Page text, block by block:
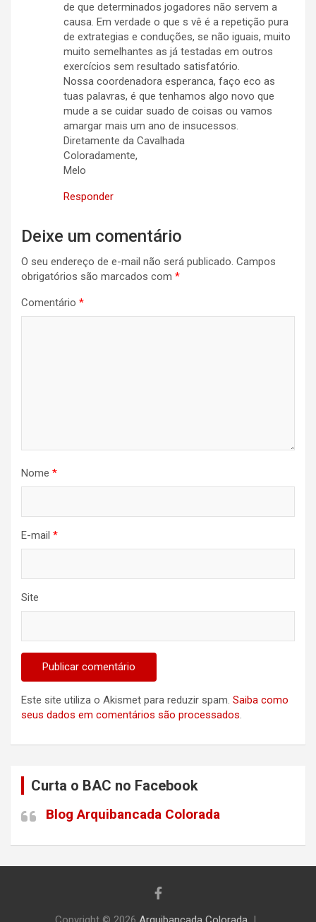
de que determinados jogadores não servem a
causa. Em verdade o que s vê é a repetição pura
de extrategias e conduções, se não iguais, muito
muito semelhantes as já testadas em outros
exercícios sem resultado satisfatório.
Nossa coordenadora esperanca, faço eco as
tuas palavras, é que tenhamos algo novo que
mude a se cuidar suado de coisas ou vamos
amargar mais um ano de insucessos.
Diretamente da Cavalhada
Coloradamente,
Melo
Responder
Deixe um comentário
O seu endereço de e-mail não será publicado. Campos
obrigatórios são marcados com *
Comentário *
Nome *
E-mail *
Site
Este site utiliza o Akismet para reduzir spam. Saiba como
seus dados em comentários são processados.
Curta o BAC no Facebook
Blog Arquibancada Colorada